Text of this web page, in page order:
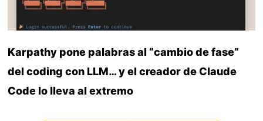
Karpathy pone palabras al “cambio de fase”
del coding con LLM… y el creador de Claude
Code lo lleva al extremo